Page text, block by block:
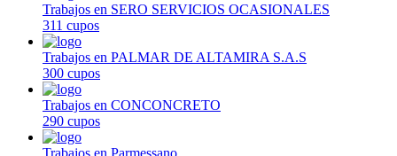
Trabajos en SERO SERVICIOS OCASIONALES
311 cupos
Trabajos en PALMAR DE ALTAMIRA S.A.S
300 cupos
Trabajos en CONCONCRETO
290 cupos
Trabajos en Parmessano